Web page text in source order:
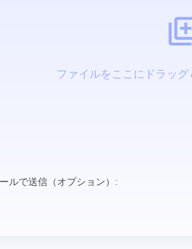
ファイルをここにドラッ
ルで送信（オプション）: